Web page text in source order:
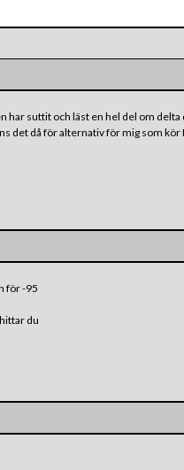
har suttit och läst en hel del om delta
det då för alternativ för mig som kör
för -95
du